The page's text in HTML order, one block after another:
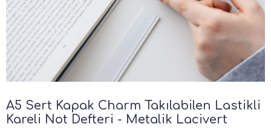
A5 Sert Kapak Charm Takılabilen Lastikli
Kareli Not Defteri - Metalik Lacivert